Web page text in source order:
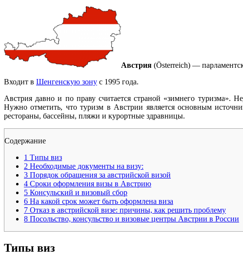
Австрия (Österreich) —
Входит в Шенгенскую зону с 1995 года.
Австрия давно и по праву считается страной «зимнего
Нужно отметить, что туризм в Австрии является основным
рестораны, бассейны, пляжи и курортные здравницы.
Содержание
1 Типы виз
2 Необходимые документы на визу:
3 Порядок обращения за австрийской визой
4 Сроки оформления визы в Австрию
5 Консульский и визовый сбор
6 На какой срок может быть оформлена виза
7 Отказ в австрийской визе: причины, как решить проблему
8 Посольство, консульство и визовые центры Австрии в России
Типы виз